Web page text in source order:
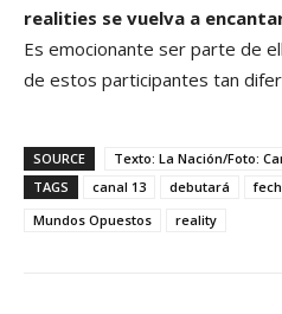
realities se vuelva a
Es emocionante ser parte de
de estos participantes tan
SOURCE
Texto: La Nación/Foto:
TAGS
canal 13 debutará
Mundos Opuestos
reality